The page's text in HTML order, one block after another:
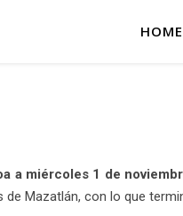
HOME
a miércoles 1 de
de Mazatlán, con lo que